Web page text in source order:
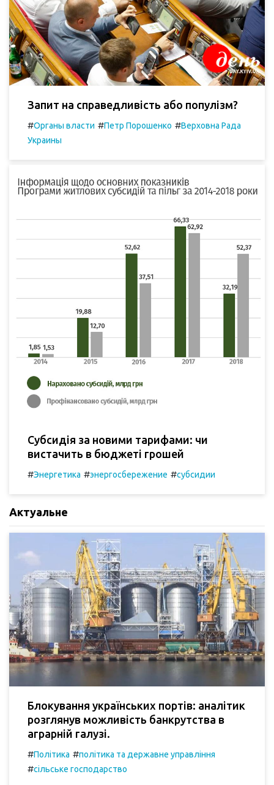
Запит на справедливість або популізм?
#Органы власти #Петр Порошенко #Верховна Рада
Украины
Субсидія за новими тарифами: чи
вистачить в бюджеті грошей
#Энергетика #энергосбережение #субсидии
Актуальне
Блокування українських портів: аналітик
розглянув можливість банкрутства в
аграрній галузі.
#Політика #політика та державне управління
#сільське господарство